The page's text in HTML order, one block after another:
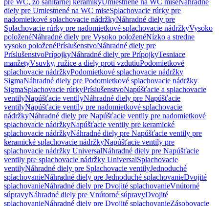
pre WC, zo sanitárnej keramikyUmiestnené na WC miseNáhradné
diely pre Umiestnené na WC miseSplachovacie rúrky pre
nadomietkové splachovacie nádržkyNáhradné diely pre
Splachovacie rúrky pre nadomietkové splachovacie nádržkyVysoko
položenéNáhradné diely pre Vysoko položenéNízko a stredne
vysoko položenéPríslušenstvoNáhradné diely pre
PríslušenstvoPrípojkyNáhradné diely pre PrípojkyTesniace
manžetyVsuvky, ružice a diely proti vzdutiuPodomietkové
splachovacie nádržkyPodomietkové splachovacie nádržky
SigmaNáhradné diely pre Podomietkové splachovacie nádržky
SigmaSplachovacie rúrkyPríslušenstvoNapúšťacie a splachovacie
ventilyNapúšťacie ventilyNáhradné diely pre Napúšťacie
ventilyNapúšťacie ventily pre nadomietkové splachovacie
nádržkyNáhradné diely pre Napúšťacie ventily pre nadomietkové
splachovacie nádržkyNapúšťacie ventily pre keramické
splachovacie nádržkyNáhradné diely pre Napúšťacie ventily pre
keramické splachovacie nádržkyNapúšťacie ventily pre
splachovacie nádržky UniversalNáhradné diely pre Napúšťacie
ventily pre splachovacie nádržky UniversalSplachovacie
ventilyNáhradné diely pre Splachovacie ventilyJednoduché
splachovanieNáhradné diely pre Jednoduché splachovanieDvojité
splachovanieNáhradné diely pre Dvojité splachovanieVnútorné
súpravyNáhradné diely pre Vnútorné súpravyDvojité
splachovanieNáhradné diely pre Dvojité splachovanieZásobovacie